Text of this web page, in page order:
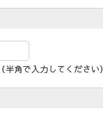
角で入力してください）